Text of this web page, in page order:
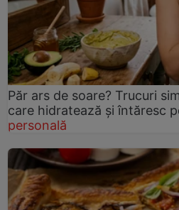
Păr ars de soare? Trucuri
care hidratează și întăresc
personală